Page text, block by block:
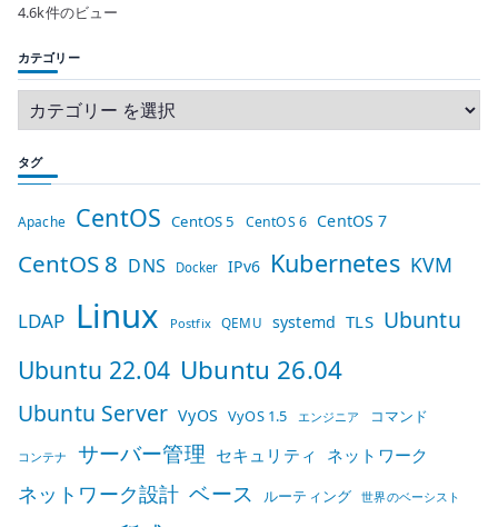
4.6k件のビュー
カテゴリー
タグ
Apache CentOS CentOS 5 CentOS 6 CentOS 7
CentOS 8 DNS Docker IPv6 Kubernetes KVM
LDAP Linux Postfix QEMU systemd TLS Ubuntu
Ubuntu 22.04 Ubuntu 26.04
Ubuntu Server VyOS VyOS 1.5 エンジニア コマンド
コンテナ サーバー管理 セキュリティ ネットワーク
ネットワーク設計 ベース ルーティング 世界のベーシスト